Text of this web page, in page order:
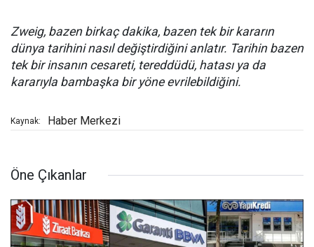
Zweig, bazen birkaç dakika, bazen tek bir kararın
dünya tarihini nasıl değiştirdiğini anlatır. Tarihin bazen
tek bir insanın cesareti, tereddüdü, hatası ya da
kararıyla bambaşka bir yöne evrilebildiğini.
Kaynak: Haber Merkezi
Öne Çıkanlar